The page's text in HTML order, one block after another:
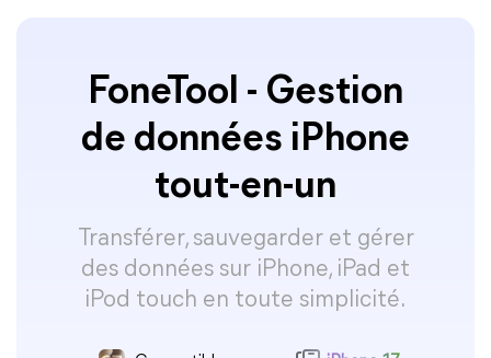
FoneTool - Gestion
de données iPhone
tout-en-un
Transférer, sauvegarder et gérer
des données sur iPhone, iPad et
iPod touch en toute simplicité.